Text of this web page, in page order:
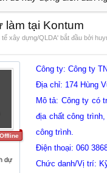
làm tại Kontum
tế xây dựng/QLDA' bắt đầu bởi
Offline
dự
Công ty: Công ty
Địa chỉ: 174 Hùng
Mô tả: Công ty có
địa chất công
công trình.
Điện thoại: 060
Chức danh/Vị trí: